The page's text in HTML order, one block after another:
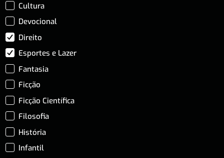
Cultura
Devocional
Direito
Esportes e Lazer
Fantasia
Ficção
Ficção Científica
Filosofia
História
Infantil